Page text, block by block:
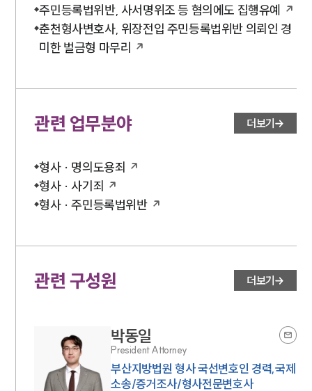
주민등록법위반, 사서명위조 등 혐의에도 집행유예
춘천형사변호사, 위장전입 주민등록법위반 의뢰인 경
미한 벌금형 마무리
관련 업무분야 더보기
형사 · 명의도용죄
형사 · 사기죄
형사 · 주민등록법위반
관련 구성원 더보기
박동일
President Attorney
부산지방법원 형사 국선변호인 경력,국제
소송/증거조사/형사전문변호사